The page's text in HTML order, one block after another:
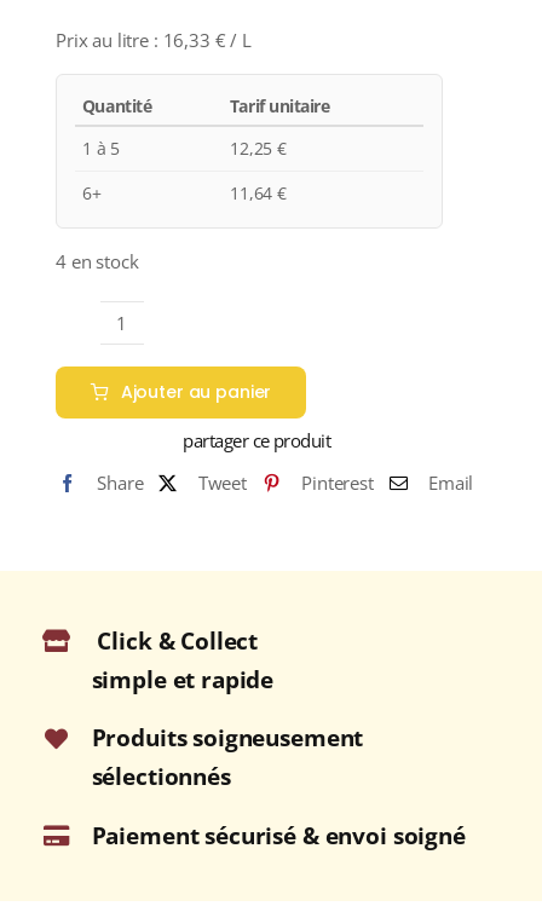
Prix au litre : 16,33 € / L
Quantité
Tarif unitaire
1 à 5
12,25€
6+
11,64€
4 en stock
quantité
de
Domaine
de
Zouina
GUERROUANE
2020/2021
Bouteille
75cl
Ajouter au panier
partager ce produit
Share
Tweet Pinterest Email
Click & Collect
simple et rapide
Produits soigneusement
sélectionnés
Paiement sécurisé & envoi soigné